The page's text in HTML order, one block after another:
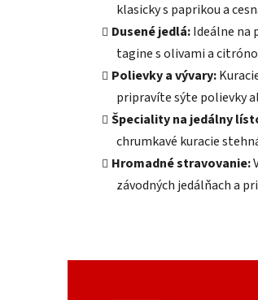
klasicky s paprikou a
Dusené jedlá:Ideálne na
tagine s olivami a
Polievky a vývary:
pripravíte sýte polievky
Špeciality na jedálny
chrumkavé kuracie
Hromadné stravovanie:
závodných jedálňach a